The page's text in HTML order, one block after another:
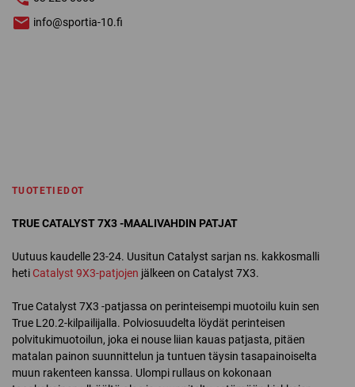
info@sportia-10.fi
TUOTETIEDOT
TRUE CATALYST 7X3 -MAALIVAHDIN PATJAT
Uutuus kaudelle 23-24. Uusitun Catalyst sarjan ns. kakkosmalli
hetiCatalyst 9X3-patjojen jälkeen on Catalyst 7X3.
True Catalyst 7X3 -patjassa on perinteisempi muotoilu kuin sen
True L20.2-kilpailijalla. Polviosuudelta löydät perinteisen
polvitukimuotoilun, joka ei nouse liian kauas patjasta, pitäen
matalan painon suunnittelun ja tuntuen täysin tasapainoiselta
muun rakenteen kanssa. Ulompi rullaus on kokonaan